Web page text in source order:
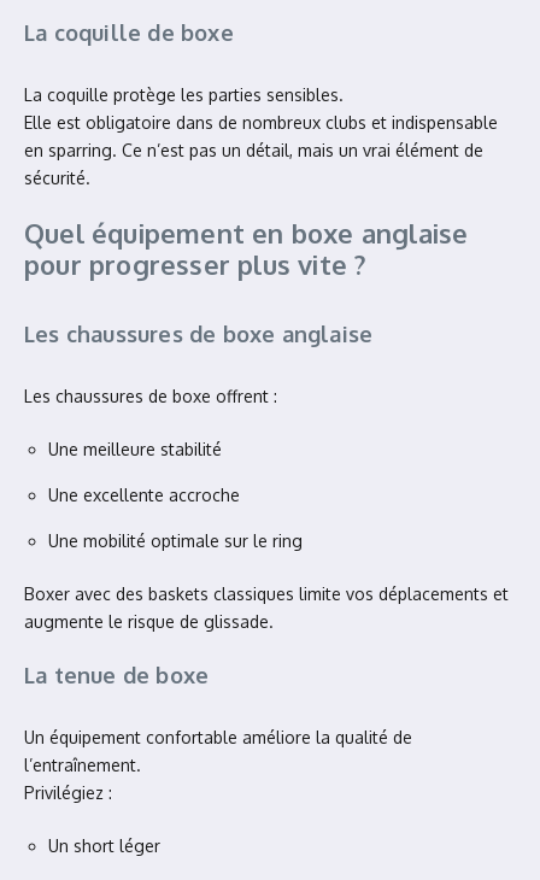
La coquille de boxe
La coquille protège les parties sensibles.
Elle est obligatoire dans de nombreux clubs et indispensable
en sparring. Ce n’est pas un détail, mais un vrai élément de
sécurité.
Quel équipement en boxe anglaise
pour progresser plus vite ?
Les chaussures de boxe anglaise
Les chaussures de boxe offrent :
Une meilleure stabilité
Une excellente accroche
Une mobilité optimale sur le ring
Boxer avec des baskets classiques limite vos déplacements et
augmente le risque de glissade.
La tenue de boxe
Un équipement confortable améliore la qualité de
l’entraînement.
Privilégiez :
Un short léger